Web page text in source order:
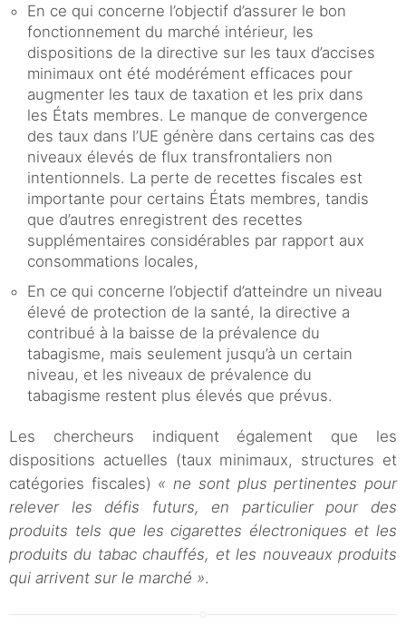
En ce qui concerne l’objectif d’assurer le bon
fonctionnement du marché intérieur, les
dispositions de la directive sur les taux d’accises
minimaux ont été modérément efficaces pour
augmenter les taux de taxation et les prix dans
les États membres. Le manque de convergence
des taux dans l’UE génère dans certains cas des
niveaux élevés de flux transfrontaliers non
intentionnels. La perte de recettes fiscales est
importante pour certains États membres, tandis
que d’autres enregistrent des recettes
supplémentaires considérables par rapport aux
consommations locales,
En ce qui concerne l’objectif d’atteindre un niveau
élevé de protection de la santé, la directive a
contribué à la baisse de la prévalence du
tabagisme, mais seulement jusqu’à un certain
niveau, et les niveaux de prévalence du
tabagisme restent plus élevés que prévus.
Les chercheurs indiquent également que les
dispositions actuelles (taux minimaux, structures et
catégories fiscales) « ne sont plus pertinentes pour
relever les défis futurs, en particulier pour des
produits tels que les cigarettes électroniques et les
produits du tabac chauffés, et les nouveaux produits
qui arrivent sur le marché ».